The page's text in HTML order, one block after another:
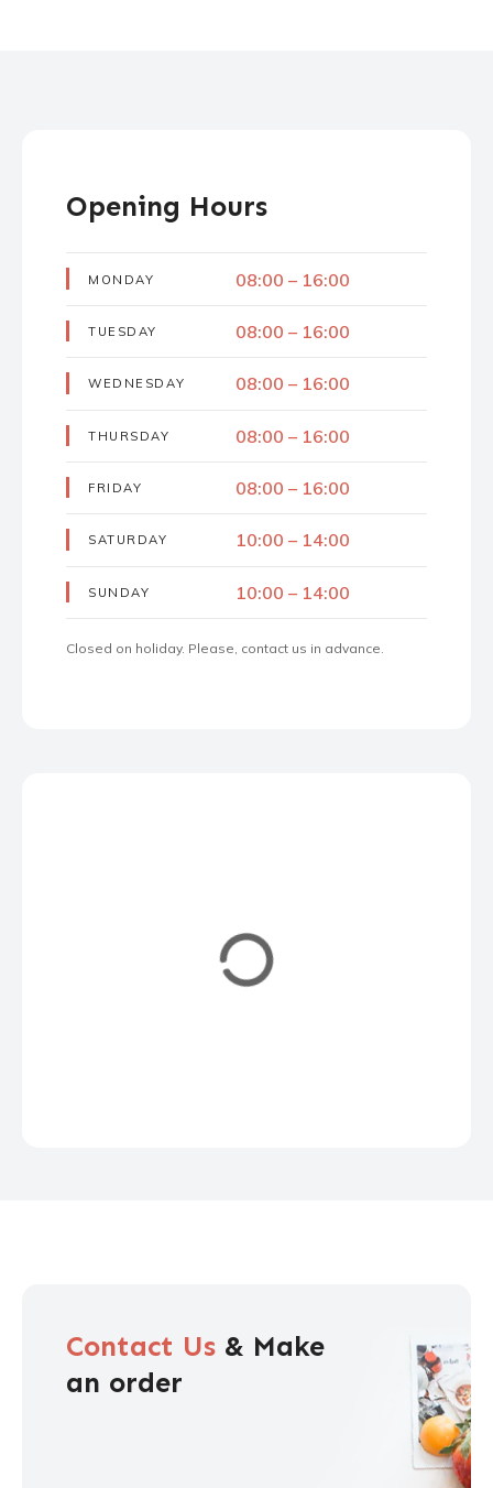
Opening Hours
MONDAY 08:00 – 16:00
TUESDAY 08:00 – 16:00
WEDNESDAY 08:00 – 16:00
THURSDAY 08:00 – 16:00
FRIDAY 08:00 – 16:00
SATURDAY 10:00 – 14:00
SUNDAY 10:00 – 14:00
Closed on holiday. Please, contact us in advance.
Contact Us & Make
an order